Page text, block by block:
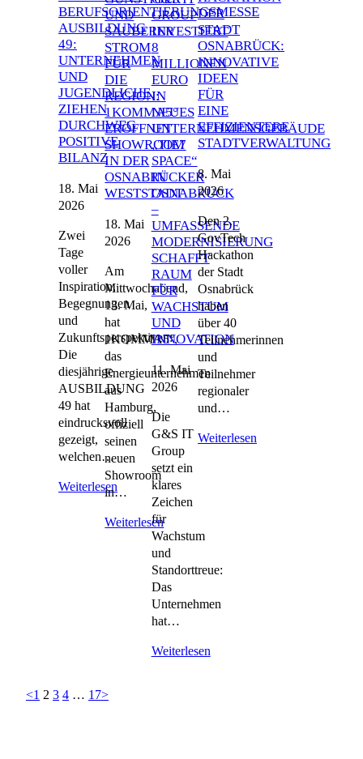
ERUFSORIENTIERUNGSMESSE A
USBILDUNG 4
9: U
NTERNEHMEN U
ND J
UGENDLICHE Z
IEHEN D
URCHWEG P
OSITIVE B
ILANZ
18. Mai
2026
Zwei
Tage
voller
Inspiration,
Begegnungen
und
Zukunftsperspektiven:
Die
diesjährige
AUSBILDUNG
49 hat
eindrucksvoll
gezeigt,
welchen…
Weiterlesen
UND
SAUBERER
STROM
FÜR
DIE
REGION:
1KOMMA5°
ERÖFFNET
SHOWROOM
IN DER
OSNABRÜCKER
WESTSTADT
18. Mai
2026
Am
Mittwochabend,
13. Mai,
hat
1KOMMA5°,
das
Energieunternehmen
aus
Hamburg,
offiziell
seinen
neuen
Showroom
in…
Weiterlesen
GROUP
INVESTIERT
8
MILLIONEN
EURO
IN
NEUES
UNTERNEHMENSGEBÄUDE
„TIE7
SPACE“
IN
OSNABRÜCK
–
UMFASSENDE
MODERNISIERUNG
SCHAFFT
RAUM
FÜR
WACHSTUM
UND
INNOVATION
11. Mai
2026
Die
G&S IT
Group
setzt ein
klares
Zeichen
für
Wachstum
und
Standorttreue:
Das
Unternehmen
hat…
Weiterlesen
DER
STADT
OSNABRÜCK:
INNOVATIVE
IDEEN
FÜR
EINE
EFFIZIENTERE
STADTVERWALTUNG
8. Mai
2026
Den 2.
GovTech
Hackathon
der Stadt
Osnabrück
haben
über 40
Teilnehmerinnen
und
Teilnehmer
regionaler
und…
Weiterlesen
<1 2 3 4 … 17>